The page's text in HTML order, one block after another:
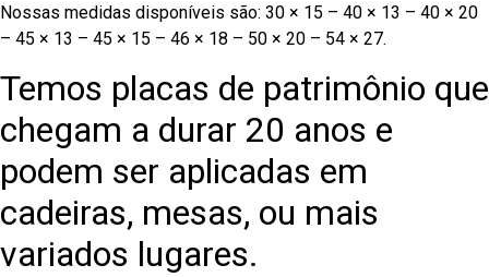
Nossas medidas disponíveis são: 30 × 15 – 40 × 13 – 40 × 20
– 45 × 13 – 45 × 15 – 46 × 18 – 50 × 20 – 54 × 27.
Temos placas de patrimônio que
chegam a durar 20 anos e
podem ser aplicadas em
cadeiras, mesas, ou mais
variados lugares.